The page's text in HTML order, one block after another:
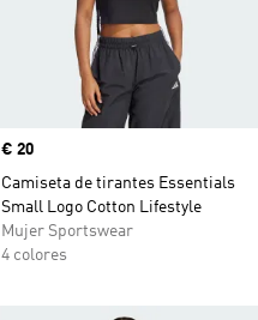
Precio
€ 20
Camiseta de tirantes Essentials
Small Logo Cotton Lifestyle
Mujer Sportswear
4 colores